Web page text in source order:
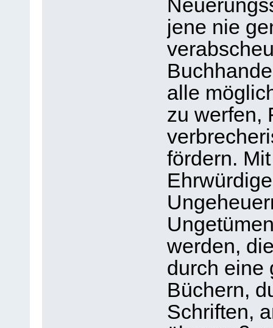
jene nie
alle
zu werfen,
fördern.
werden,
durch eine
Büchern,
Schriften,